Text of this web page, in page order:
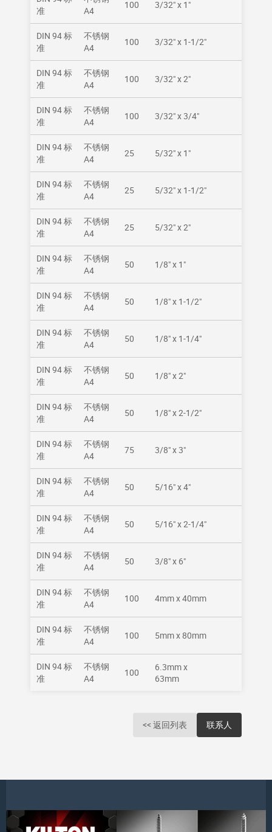
准
A4
100 3/32" x 1"
DIN 94 标
准
不锈钢
A4
100 3/32" x 1-1/2"
DIN 94 标
准
不锈钢
A4
100 3/32" x 2"
DIN 94 标
准
不锈钢
A4
100 3/32" x 3/4"
DIN 94 标
准
不锈钢
A4
25 5/32" x 1"
DIN 94 标
准
不锈钢
A4
25 5/32" x 1-1/2"
DIN 94 标
准
不锈钢
A4
25 5/32" x 2"
DIN 94 标
准
不锈钢
A4
50 1/8" x 1"
DIN 94 标
准
不锈钢
A4
50 1/8" x 1-1/2"
DIN 94 标
准
不锈钢
A4
50 1/8" x 1-1/4"
DIN 94 标
准
不锈钢
A4
50 1/8" x 2"
DIN 94 标
准
不锈钢
A4
50 1/8" x 2-1/2"
DIN 94 标
准
不锈钢
A4
75 3/8" x 3"
DIN 94 标
准
不锈钢
A4
50 5/16" x 4"
DIN 94 标
准
不锈钢
A4
50 5/16" x 2-1/4"
DIN 94 标
准
不锈钢
A4
50 3/8" x 6"
DIN 94 标
准
不锈钢
A4
100 4mm x 40mm
DIN 94 标
准
不锈钢
A4
100 5mm x 80mm
DIN 94 标
准
不锈钢
A4
100
6.3mm x
63mm
<< 返回列表 联系人